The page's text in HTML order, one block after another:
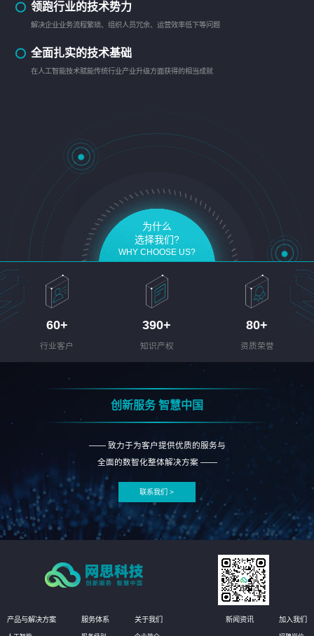
领跑行业的技术势力
解决企业业务流程繁琐、组织人员冗余、运营效率低下等问题
全面扎实的技术基础
在人工智能技术赋能传统行业产业升级方面获得的相当成就
为什么
选择我们?
WHY CHOOSE US?
60+
行业客户
390+
知识产权
80+
资质荣誉
创新服务 智慧中国
—— 致力于为客户提供优质的服务与
全面的数智化整体解决方案 ——
联系我们 >
产品与解决方案 服务体系 关于我们 新闻资讯 加入我们